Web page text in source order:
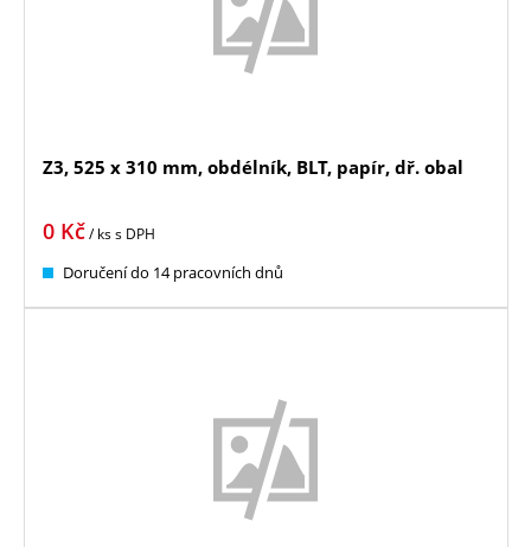
Z3, 525 x 310 mm, obdélník, BLT, papír, dř. obal
0 Kč/ kss DPH
Doručení do 14 pracovních dnů